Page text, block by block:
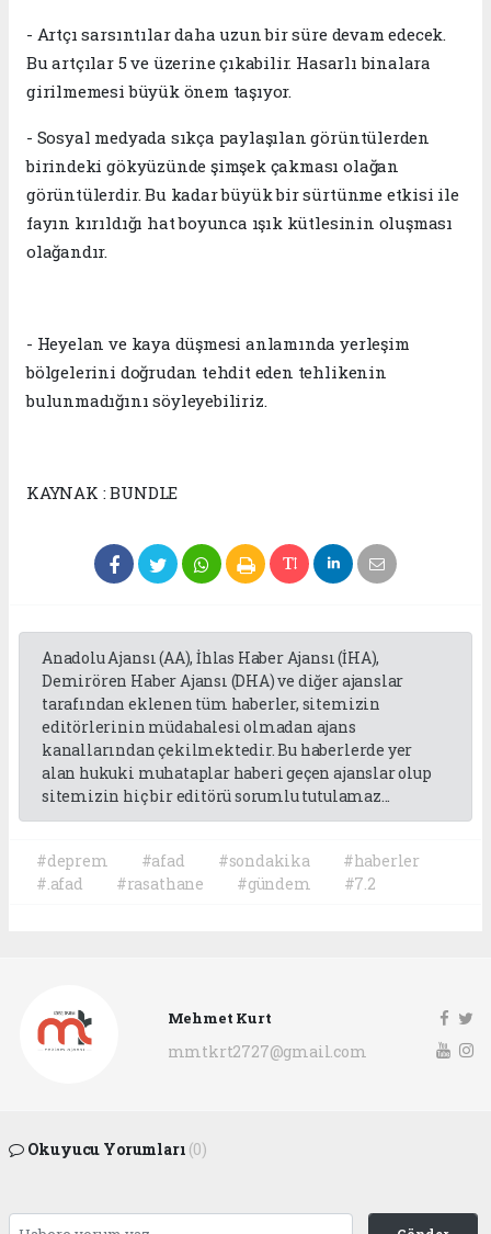
- Artçı sarsıntılar daha uzun bir süre devam edecek.
Bu artçılar 5 ve üzerine çıkabilir. Hasarlı binalara
girilmemesi büyük önem taşıyor.
- Sosyal medyada sıkça paylaşılan görüntülerden
birindeki gökyüzünde şimşek çakması olağan
görüntülerdir. Bu kadar büyük bir sürtünme etkisi ile
fayın kırıldığı hat boyunca ışık kütlesinin oluşması
olağandır.
- Heyelan ve kaya düşmesi anlamında yerleşim
bölgelerini doğrudan tehdit eden tehlikenin
bulunmadığını söyleyebiliriz.
KAYNAK : BUNDLE
Anadolu Ajansı (AA), İhlas Haber Ajansı (İHA),
Demirören Haber Ajansı (DHA) ve diğer ajanslar
tarafından eklenen tüm haberler, sitemizin
editörlerinin müdahalesi olmadan ajans
kanallarından çekilmektedir. Bu haberlerde yer
alan hukuki muhataplar haberi geçen ajanslar olup
sitemizin hiç bir editörü sorumlu tutulamaz...
#deprem #afad #sondakika
#haberler
#.afad
#rasathane #gündem #7.2
Mehmet Kurt
mmtkrt2727@gmail.com
Okuyucu Yorumları (0)